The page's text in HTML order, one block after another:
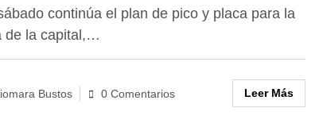
continúa el plan de pico y placa para la
de la capital,…
Bustos 0 Comentarios Leer Más